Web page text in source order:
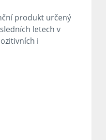
produkt určený
letech v
i